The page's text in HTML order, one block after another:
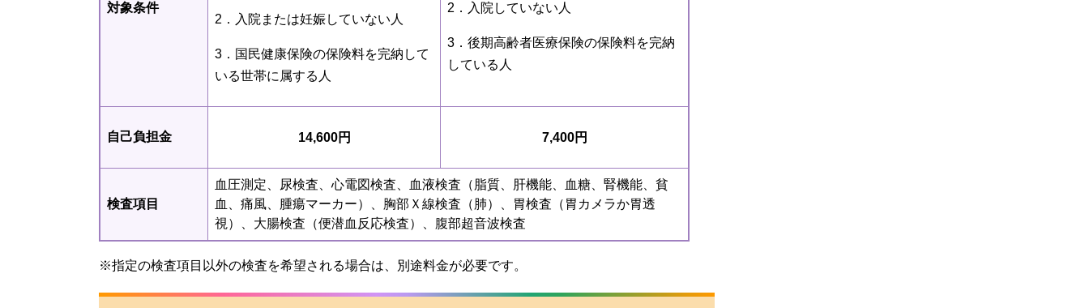
対象条件
2．入院または妊娠していない人
3．国民健康保険の保険料を完納して
いる世帯に属する人
2．入院していない人
3．後期高齢者医療保険の保険料を完納
している人
自己負担金 14,600円 7,400円
検査項目
血圧測定、尿検査、心電図検査、血液検査（脂質、肝機能、血糖、腎機能、貧
血、痛風、腫瘍マーカー）、胸部Ｘ線検査（肺）、胃検査（胃カメラか胃透
視）、大腸検査（便潜血反応検査）、腹部超音波検査
※指定の検査項目以外の検査を希望される場合は、別途料金が必要です。